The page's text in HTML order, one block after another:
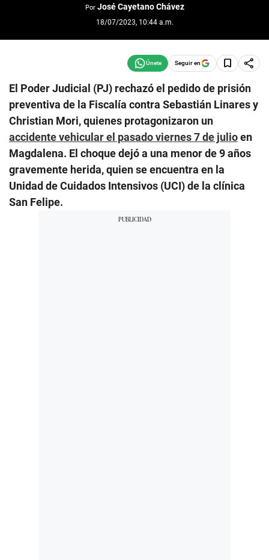
Por José Cayetano Chávez
18/07/2023, 10:44 a.m.
Seguir en
El Poder Judicial (PJ) rechazó el pedido de prisión
preventiva de la Fiscalía contra Sebastián Linares y
Christian Mori, quienes protagonizaron un
accidente vehicular el pasado viernes 7 de julioen
Magdalena. El choque dejó a una menor de 9 años
gravemente herida, quien se encuentra en la
Unidad de Cuidados Intensivos (UCI) de la clínica
San Felipe.